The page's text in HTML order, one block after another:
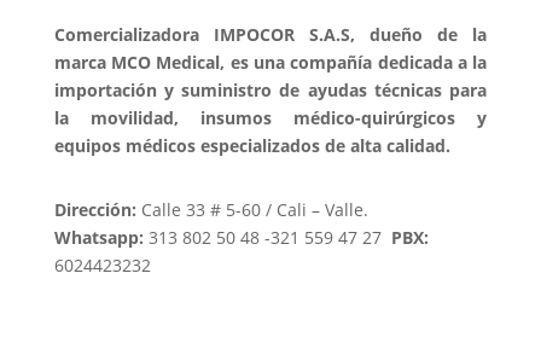
Comercializadora IMPOCOR S.A.S, dueño de la
marca MCO Medical, es una compañía dedicada a la
importación y suministro de ayudas técnicas para
la movilidad, insumos médico-quirúrgicos y
equipos médicos especializados de alta calidad.
Dirección: Calle 33 # 5-60 / Cali – Valle.
Whatsapp: 313 802 50 48 -321 559 47 27 PBX:
6024423232